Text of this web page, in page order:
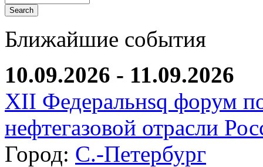
Ближайшие события
10.09.2026 - 11.09.2026
XII Федеральнsq форум
нефтегазовой отрасли
Город: С.-Петербург